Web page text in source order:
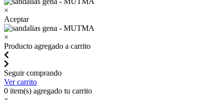
×
Aceptar
×
Producto agregado a carrito
Seguir comprando
Ver carrito
0 item(s) agregado tu carrito